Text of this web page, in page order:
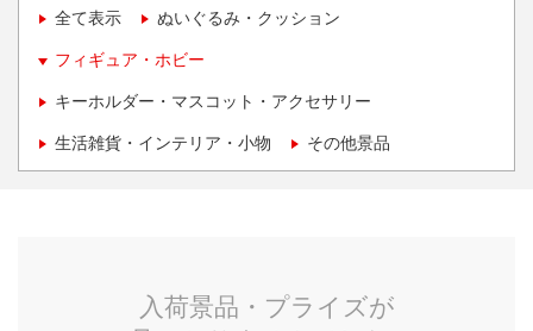
全て表示 ぬいぐるみ・クッション
フィギュア・ホビー
キーホルダー・マスコット・アクセサリー
生活雑貨・インテリア・小物 その他景品